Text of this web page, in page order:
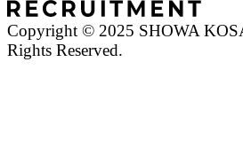
Copyright © 2025 SHOWA
Rights Reserved.